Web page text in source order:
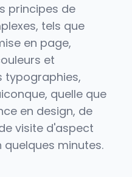
principes de
tels que
en page,
et
typographies,
quelle que
en design, de
visite d'aspect
minutes.